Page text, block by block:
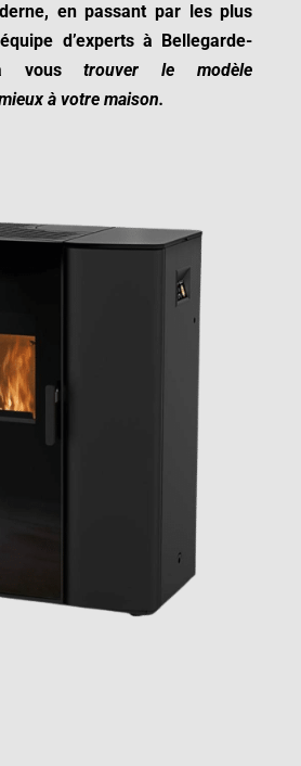
en passant par les plus
d’experts à Bellegarde-
voustrouver le modèle
à votre maison.